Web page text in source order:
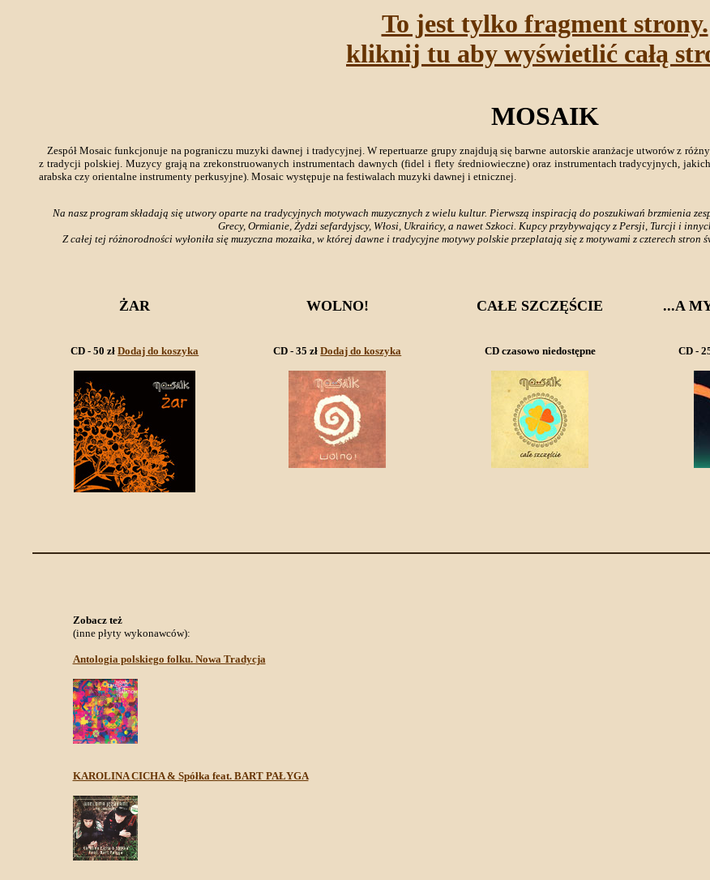
To jest tylko fragment strony.
kliknij tu aby wyświetlić całą
MOSAIK
Zespół Mosaic funkcjonuje na pograniczu muzyki dawnej i tradycyjnej. W repertuarze grupy znajdują się barwne autorskie aranżacje utworów z
z tradycji polskiej. Muzycy grają na zrekonstruowanych instrumentach dawnych (fidel i flety średniowieczne) oraz instrumentach tradycyjnych,
arabska czy orientalne instrumenty perkusyjne). Mosaic występuje na festiwalach muzyki dawnej i etnicznej.
Na nasz program składają się utwory oparte na tradycyjnych motywach muzycznych z wielu kultur. Pierwszą inspiracją do poszukiwań brzmienia
Grecy, Ormianie, Żydzi sefardyjscy, Włosi, Ukraińcy, a nawet Szkoci. Kupcy przybywający z Persji, Turcji i
Z całej tej różnorodności wyłoniła się muzyczna mozaika, w której dawne i tradycyjne motywy polskie przeplatają się z motywami z czterech
ŻAR
CD - 50 złDodaj do koszyka
WOLNO!
CD - 35 złDodaj do koszyka
CAŁE SZCZĘŚCIE
CD czasowo niedostępne
...A
CD -
Zobacz też
(inne płyty wykonawców):
Antologia polskiego folku. Nowa Tradycja
KAROLINA CICHA & Spółka feat. BART PAŁYGA